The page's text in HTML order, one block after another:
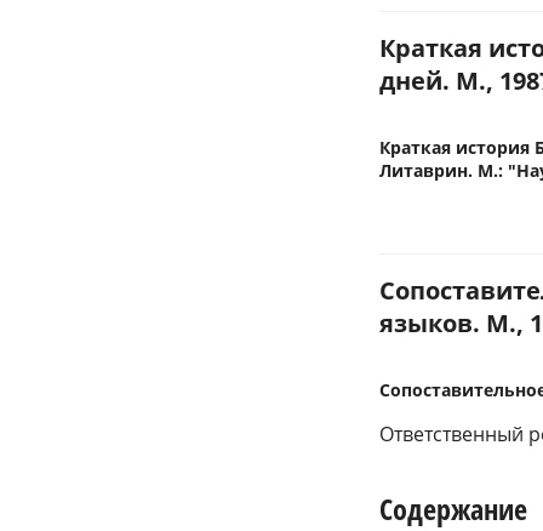
Краткая
дней. М.,
Краткая
Литаврин. М.:
языков. М.,
Ответственный
Содержание